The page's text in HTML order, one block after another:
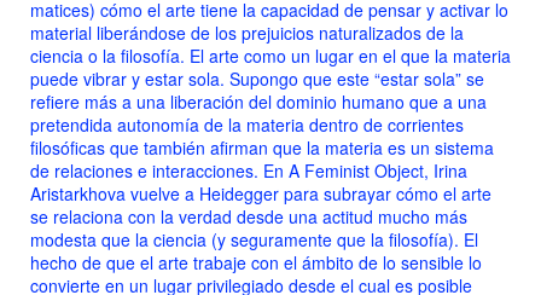
matices) cómo el arte tiene la capacidad de pensar y activar lo
material liberándose de los prejuicios naturalizados de la
ciencia o la filosofía. El arte como un lugar en el que la materia
puede vibrar y estar sola. Supongo que este “estar sola” se
refiere más a una liberación del dominio humano que a una
pretendida autonomía de la materia dentro de corrientes
filosóficas que también afirman que la materia es un sistema
de relaciones e interacciones. En A Feminist Object, Irina
Aristarkhova vuelve a Heidegger para subrayar cómo el arte
se relaciona con la verdad desde una actitud mucho más
modesta que la ciencia (y seguramente que la filosofía). El
hecho de que el arte trabaje con el ámbito de lo sensible lo
convierte en un lugar privilegiado desde el cual es posible